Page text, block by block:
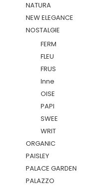
NATURA
NEW ELEGANCE
NOSTALGIE
FERM
FLEU
FRUS
Inne
OISE
PAPI
SWEE
WRIT
ORGANIC
PAISLEY
PALACE GARDEN
PALAZZO